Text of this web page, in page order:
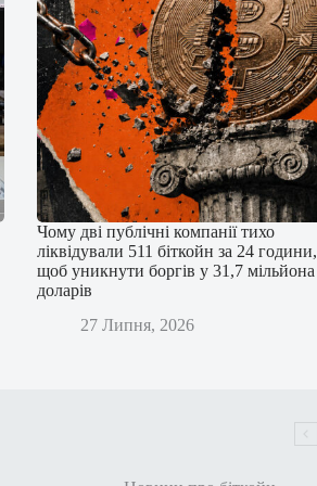
Чому дві публічні компанії тихо
ліквідували 511 біткойн за 24 години,
щоб уникнути боргів у 31,7 мільйона
доларів
27 Липня, 2026